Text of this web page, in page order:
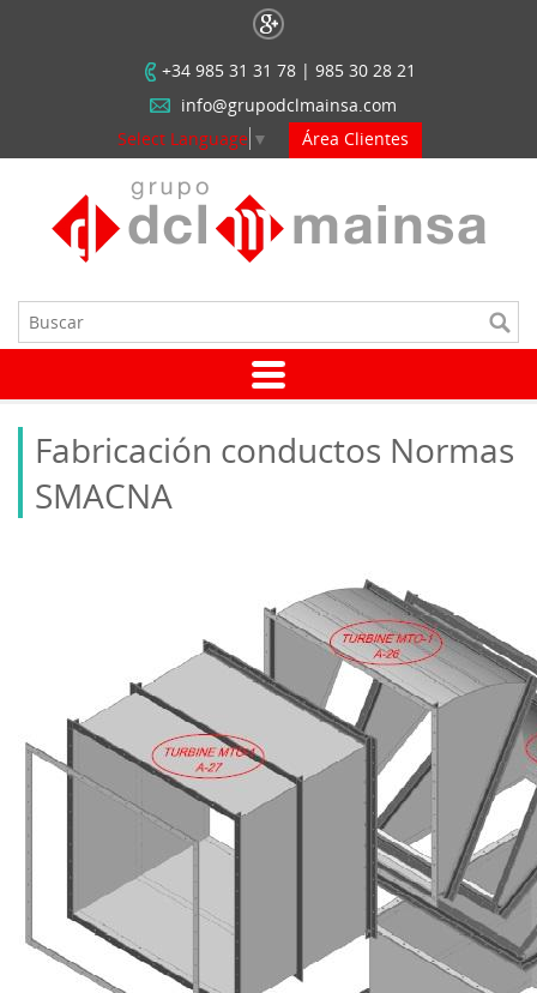
+34 985 31 31 78 | 985 30 28 21
info@grupodclmainsa.com
Select Language ▼ Área Clientes
Fabricación conductos Normas
SMACNA